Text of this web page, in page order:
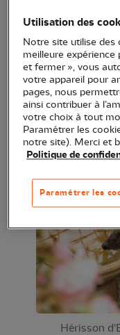
REPORTE EN
La ville
septembre 2025
quartier de Saint-
biodiversité de
comme espèce
Hérisson
Utilisation des
Notre site utilise des
meilleure expérience
et fermer », vous
votre appareil pour
pages, nous
ainsi contribuer à
votre choix à tout
Paramétrer les
notre site). Merci et
Politique de
Paramétrer les